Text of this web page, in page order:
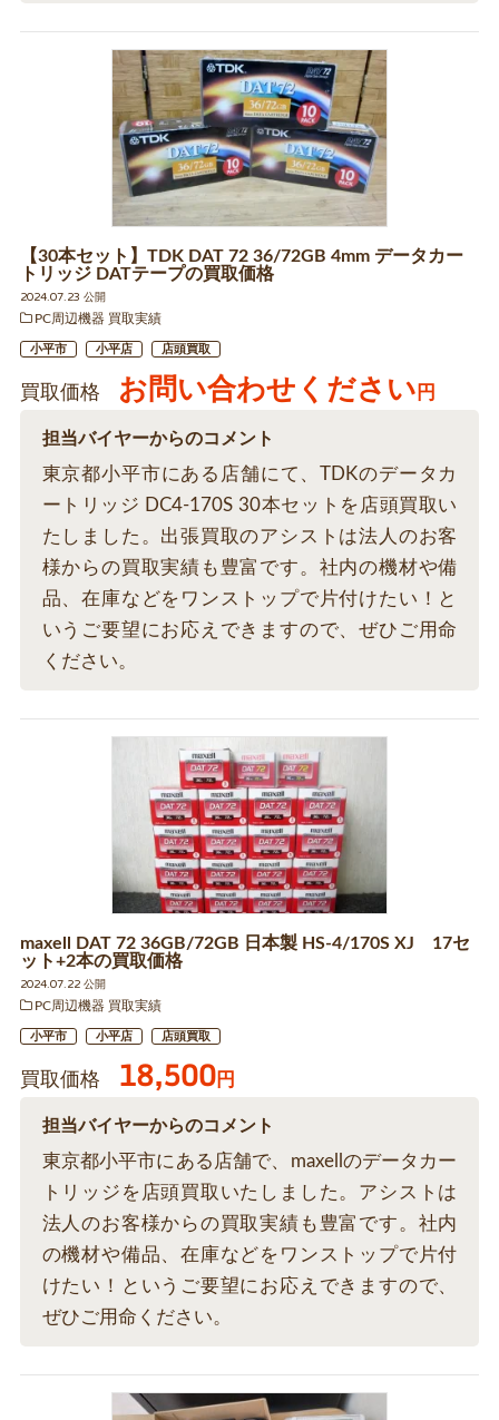
【30本セット】TDK DAT 72 36/72GB 4mm データカー
トリッジ DATテープの買取価格
2024.07.23 公開
PC周辺機器 買取実績
小平市 小平店 店頭買取
買取価格 お問い合わせください 円
担当バイヤーからのコメント
東京都小平市にある店舗にて、TDKのデータカ
ートリッジ DC4-170S 30本セットを店頭買取い
たしました。出張買取のアシストは法人のお客
様からの買取実績も豊富です。社内の機材や備
品、在庫などをワンストップで片付けたい！と
いうご要望にお応えできますので、ぜひご用命
ください。
maxell DAT 72 36GB/72GB 日本製 HS-4/170S XJ 17セ
ット+2本の買取価格
2024.07.22 公開
PC周辺機器 買取実績
小平市 小平店 店頭買取
買取価格 18,500円
担当バイヤーからのコメント
東京都小平市にある店舗で、maxellのデータカー
トリッジを店頭買取いたしました。アシストは
法人のお客様からの買取実績も豊富です。社内
の機材や備品、在庫などをワンストップで片付
けたい！というご要望にお応えできますので、
ぜひご用命ください。